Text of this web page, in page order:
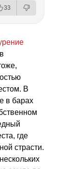
33
В
в барах
где
страсти.